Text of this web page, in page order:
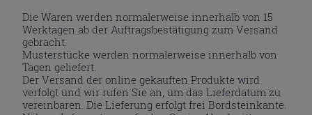
Die Waren werden normalerweise innerhalb von 15
Werktagen ab der Auftragsbestätigung zum Versand
gebracht.
Musterstücke werden normalerweise innerhalb von
Tagen geliefert.
Der Versand der online gekauften Produkte wird
verfolgt und wir rufen Sie an, um das Lieferdatum zu
vereinbaren. Die Lieferung erfolgt frei Bordsteinkante.